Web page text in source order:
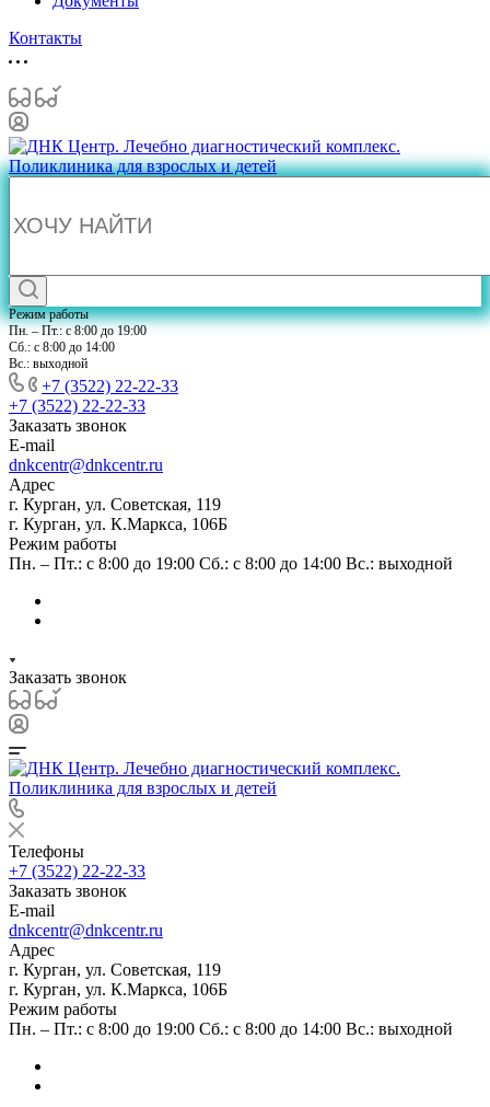
Контакты
Режим работы
Пн. – Пт.: с 8:00 до 19:00
Сб.: с 8:00 до 14:00
Вс.: выходной
+7 (3522) 22-22-33
+7 (3522) 22-22-33
Заказать звонок
E-mail
dnkcentr@dnkcentr.ru
Адрес
г. Курган, ул. Советская, 119
г. Курган, ул. К.Маркса, 106Б
Режим работы
Пн. – Пт.: с 8:00 до 19:00 Сб.: с 8:00 до 14:00 Вс.: выходной
Заказать звонок
Телефоны
+7 (3522) 22-22-33
Заказать звонок
E-mail
dnkcentr@dnkcentr.ru
Адрес
г. Курган, ул. Советская, 119
г. Курган, ул. К.Маркса, 106Б
Режим работы
Пн. – Пт.: с 8:00 до 19:00 Сб.: с 8:00 до 14:00 Вс.: выходной